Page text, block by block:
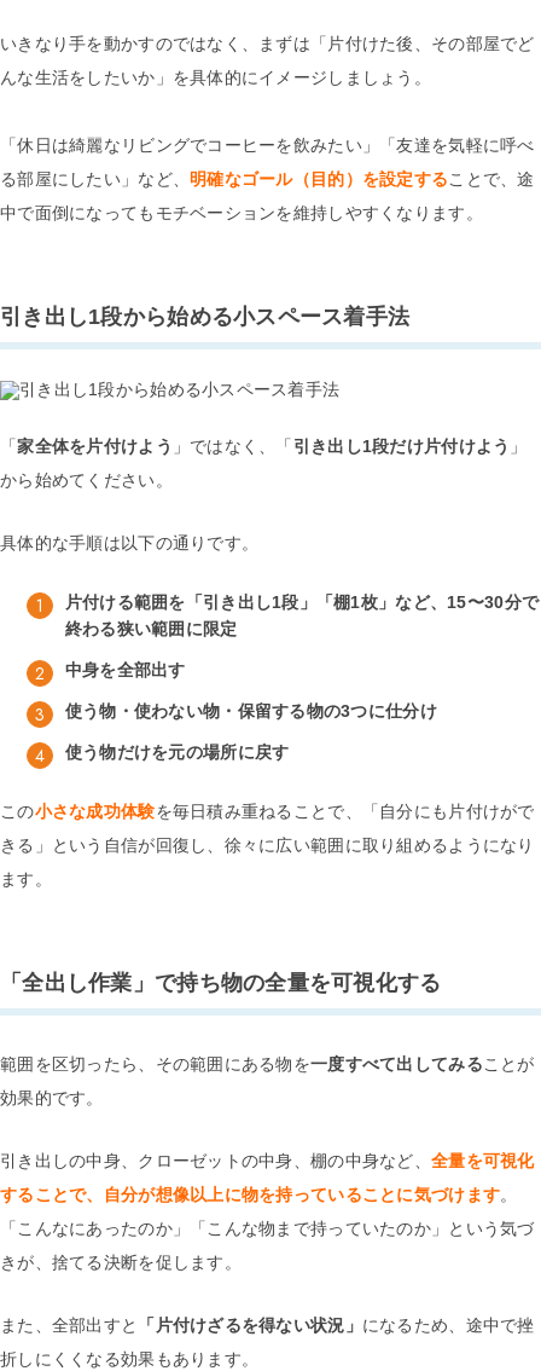
いきなり手を動かすのではなく、まずは「片付けた後、その部屋でど
んな生活をしたいか」を具体的にイメージしましょう。
「休日は綺麗なリビングでコーヒーを飲みたい」「友達を気軽に呼べ
る部屋にしたい」など、 明確なゴール（目的）を設定することで、途
中で面倒になってもモチベーションを維持しやすくなります。
引き出し1段から始める小スペース着手法
「家全体を片付けよう 」ではなく、「 引き出し1段だけ片付けよう 」
から始めてください。
具体的な手順は以下の通りです。
片付ける範囲を「引き出し1段」「棚1枚」など、15〜30分で
終わる狭い範囲に限定
中身を全部出す
使う物・使わない物・保留する物の3つに仕分け
使う物だけを元の場所に戻す
この小さな成功体験を毎日積み重ねることで、「自分にも片付けがで
きる」という自信が回復し、徐々に広い範囲に取り組めるようになり
ます。
「全出し作業」で持ち物の全量を可視化する
範囲を区切ったら、その範囲にある物を一度すべて出してみることが
効果的です。
引き出しの中身、クローゼットの中身、棚の中身など、 全量を可視化
することで、自分が想像以上に物を持っていることに気づけます。
「こんなにあったのか」「こんな物まで持っていたのか」という気づ
きが、捨てる決断を促します。
また、全部出すと 「片付けざるを得ない状況」 になるため、途中で挫
折しにくくなる効果もあります。